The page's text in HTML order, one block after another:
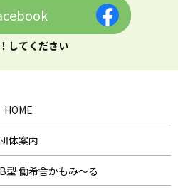
してください
HOME
体案内
型 働希舎かもみ～る